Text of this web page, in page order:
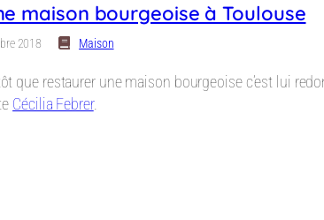
maison bourgeoise à Toulouse
2018 Maison
que restaurer une maison bourgeoise c’est lui
Cécilia Febrer.